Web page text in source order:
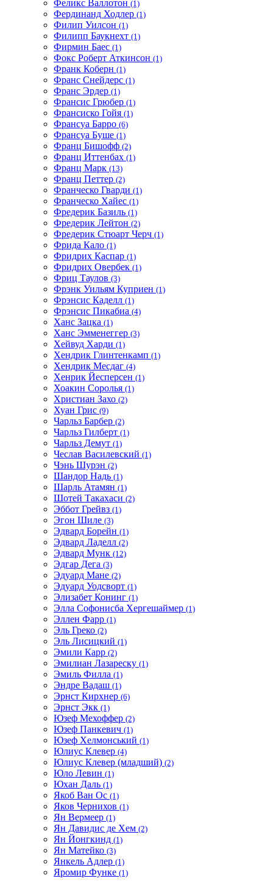
Феликс Валлотон (1)
Фердинанд Ходлер (1)
Филип Уилсон (1)
Филипп Баукнехт (1)
Фирмин Баес (1)
Фокс Роберт Аткинсон (1)
Франк Коберн (1)
Франс Снейдерс (1)
Франс Эрдер (1)
Франсис Грюбер (1)
Франсиско Гойя (1)
Франсуа Барро (6)
Франсуа Буше (1)
Франц Бишофф (2)
Франц Иттенбах (1)
Франц Марк (13)
Франц Петтер (2)
Франческо Гварди (1)
Франческо Хайес (1)
Фредерик Базиль (1)
Фредерик Лейтон (2)
Фредерик Стюарт Черч (1)
Фрида Кало (1)
Фридрих Каспар (1)
Фридрих Овербек (1)
Фриц Таулов (3)
Фрэнк Уильям Куприен (1)
Фрэнсис Каделл (1)
Фрэнсис Пикабиа (4)
Ханс Зацка (1)
Ханс Эмменеггер (3)
Хейвуд Харди (1)
Хендрик Глинтенкамп (1)
Хендрик Месдаг (4)
Хенрик Йесперсен (1)
Хоакин Соролья (1)
Христиан Захо (2)
Хуан Грис (9)
Чарльз Барбер (2)
Чарльз Гилберт (1)
Чарльз Демут (1)
Чеслав Василевский (1)
Чэнь Шурэн (2)
Шандор Надь (1)
Шарль Атамян (1)
Шотей Такахаси (2)
Эббот Грейвз (1)
Эгон Шиле (3)
Эдвард Борейн (1)
Эдвард Ладелл (2)
Эдвард Мунк (12)
Эдгар Дега (3)
Эдуард Мане (2)
Эдуард Уодсворт (1)
Элизабет Конинг (1)
Элла Софонисба Хергешаймер (1)
Эллен Фарр (1)
Эль Греко (2)
Эль Лисицкий (1)
Эмили Карр (2)
Эмилиан Лазареску (1)
Эмиль Филла (1)
Эндре Вадаш (1)
Эрнст Кирхнер (6)
Эрнст Экк (1)
Юзеф Мехоффер (2)
Юзеф Панкевич (1)
Юзеф Хелмонський (1)
Юлиус Клевер (4)
Юлиус Клевер (младший) (2)
Юло Левин (1)
Юхан Даль (1)
Якоб Ван Ос (1)
Яков Чернихов (1)
Ян Вермеер (1)
Ян Давидис де Хем (2)
Ян Йонгкинд (1)
Ян Матейко (3)
Янкель Адлер (1)
Яромир Функе (1)